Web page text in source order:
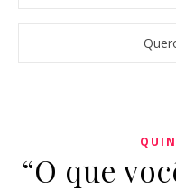
“O que